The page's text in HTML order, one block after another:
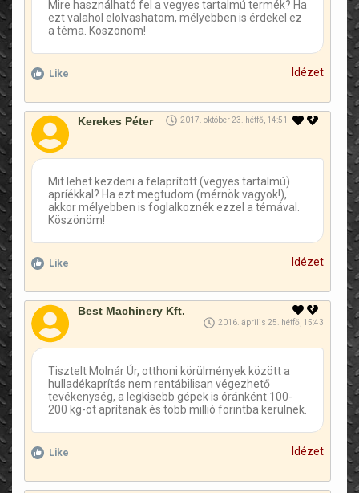
Mire használható fel a vegyes tartalmú termék? Ha
ezt valahol elolvashatom, mélyebben is érdekel ez
a téma. Köszönöm!
Like Idézet
Kerekes Péter 2017. október 23. hétfő, 14:51
Mit lehet kezdeni a felaprított (vegyes tartalmú)
apríékkal? Ha ezt megtudom (mérnök vagyok!),
akkor mélyebben is foglalkoznék ezzel a témával.
Köszönöm!
Like Idézet
Best Machinery Kft.
2016. április 25. hétfő, 15:43
Tisztelt Molnár Úr, otthoni körülmények között a
hulladékaprítás nem rentábilisan végezhető
tevékenység, a legkisebb gépek is óránként 100-
200 kg-ot aprítanak és több millió forintba kerülnek.
Like Idézet